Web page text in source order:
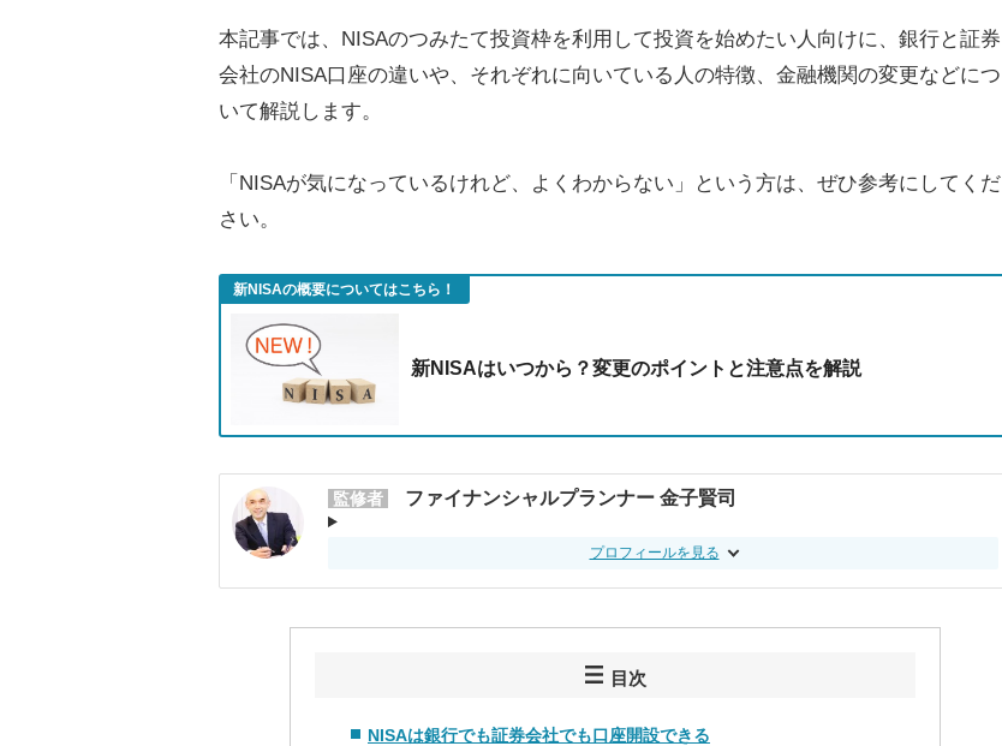
本記事では、NISAのつみたて投資枠を利用して投資を始めたい人向けに、銀行と証券
会社のNISA口座の違いや、それぞれに向いている人の特徴、金融機関の変更などにつ
いて解説します。
「NISAが気になっているけれど、よくわからない」という方は、ぜひ参考にしてくだ
さい。
新NISAの概要についてはこちら！
新NISAはいつから？変更のポイントと注意点を解説
監修者 ファイナンシャルプランナー 金子賢司
プロフィールを見る
目次
NISAは銀行でも証券会社でも口座開設できる